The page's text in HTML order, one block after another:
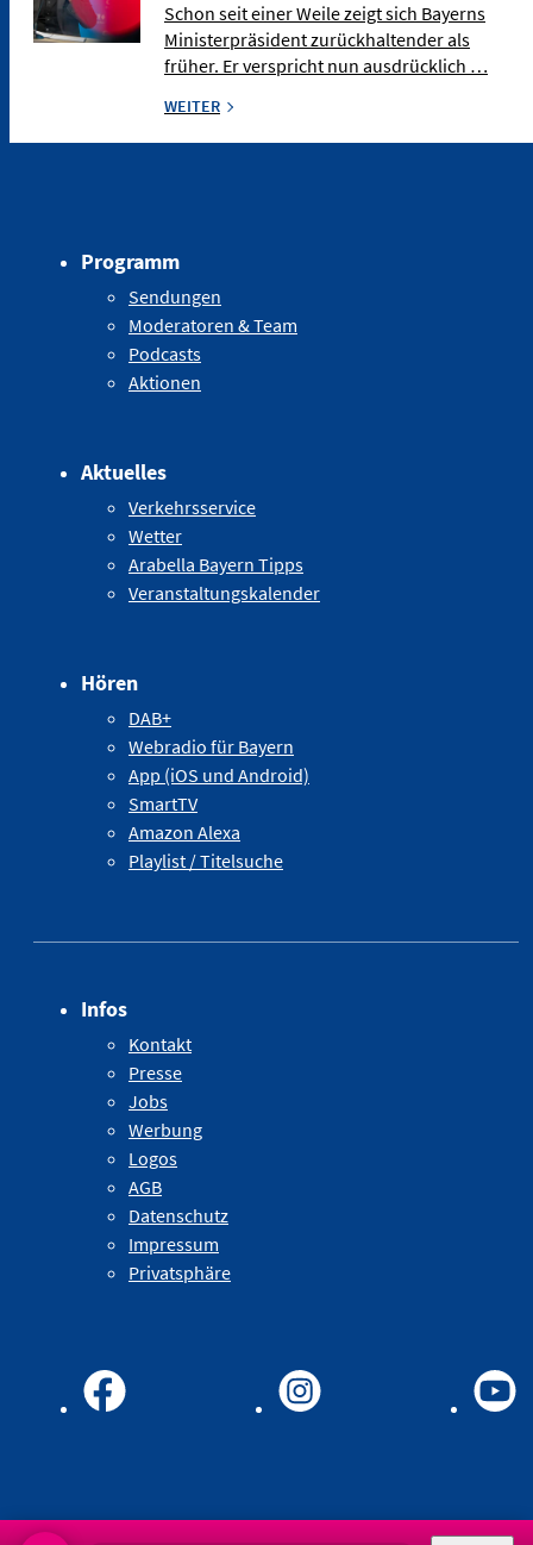
Schon seit einer Weile zeigt sich Bayerns
Ministerpräsident zurückhaltender als
früher. Er verspricht nun ausdrücklich …
WEITER
Programm
Sendungen
Moderatoren & Team
Podcasts
Aktionen
Aktuelles
Verkehrsservice
Wetter
Arabella Bayern Tipps
Veranstaltungskalender
Hören
DAB+
Webradio für Bayern
App (iOS und Android)
SmartTV
Amazon Alexa
Playlist / Titelsuche
Infos
Kontakt
Presse
Jobs
Werbung
Logos
AGB
Datenschutz
Impressum
Privatsphäre